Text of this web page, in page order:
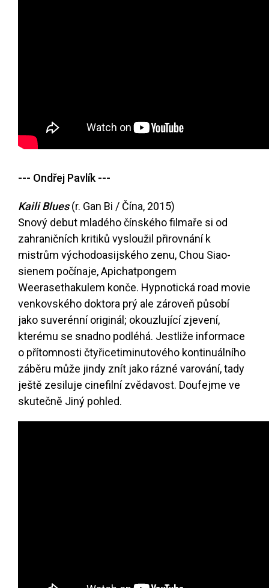
--- Ondřej Pavlík ---
Kaili Blues(r. Gan Bi / Čína, 2015)
Snový debut mladého čínského filmaře si od
zahraničních kritiků vysloužil přirovnání k
mistrům východoasijského zenu, Chou Siao-
sienem počínaje, Apichatpongem
Weerasethakulem konče. Hypnotická road movie
venkovského doktora prý ale zároveň působí
jako suverénní originál; okouzlující zjevení,
kterému se snadno podléhá. Jestliže informace
o přítomnosti čtyřicetiminutového kontinuálního
záběru může jindy znít jako rázné varování, tady
ještě zesiluje cinefilní zvědavost. Doufejme ve
skutečně Jiný pohled.